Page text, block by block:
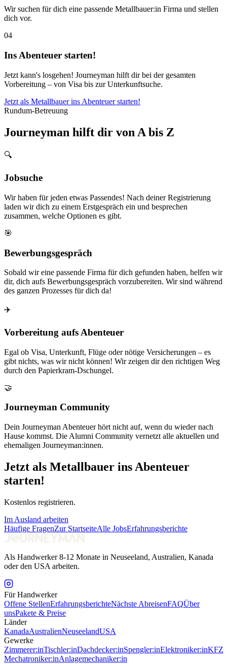
Wir suchen für dich eine passende Metallbauer:in Firma und stellen
dich vor.
04
Ins Abenteuer starten!
Jetzt kann's losgehen! Journeyman hilft dir bei der gesamten
Vorbereitung – von Visa bis zur Unterkunftsuche.
Jetzt als Metallbauer ins Abenteuer starten!
Rundum-Betreuung
Journeyman hilft dir von A bis Z
🔍
Jobsuche
Wir haben für jeden etwas Passendes! Nach deiner Registrierung
laden wir dich zu einem Erstgespräch ein und besprechen
zusammen, welche Optionen es gibt.
🎯
Bewerbungsgespräch
Sobald wir eine passende Firma für dich gefunden haben, helfen wir
dir, dich aufs Bewerbungsgespräch vorzubereiten. Wir sind während
des ganzen Prozesses für dich da!
✈️
Vorbereitung aufs Abenteuer
Egal ob Visa, Unterkunft, Flüge oder nötige Versicherungen – es
gibt nichts, was wir nicht können! Wir zeigen dir den richtigen Weg
durch den Papierkram-Dschungel.
🤝
Journeyman Community
Dein Journeyman Abenteuer hört nicht auf, wenn du wieder nach
Hause kommst. Die Alumni Community vernetzt alle aktuellen und
ehemaligen Journeyman:innen.
Jetzt als Metallbauer ins Abenteuer
starten!
Kostenlos registrieren.
Im Ausland arbeiten
Häufige FragenZur StartseiteAlle JobsErfahrungsberichte
Als Handwerker 8-12 Monate in Neuseeland, Australien, Kanada
oder den USA arbeiten.
Für Handwerker
Offene StellenErfahrungsberichteNächste AbreisenFAQÜber
unsPakete & Preise
Länder
KanadaAustralienNeuseelandUSA
Gewerke
Zimmerer:inTischler:inDachdecker:inSpengler:inElektroniker:inKFZ
Mechatroniker:inAnlagemechaniker:in